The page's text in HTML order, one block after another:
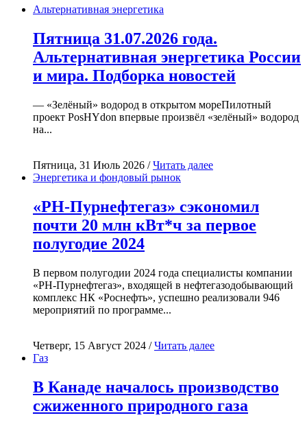
Альтернативная энергетика
Пятница 31.07.2026 года.
Альтернативная энергетика России
и мира. Подборка новостей
— «Зелёный» водород в открытом мореПилотный
проект PosHYdon впервые произвёл «зелёный» водород
на...
Пятница, 31 Июль 2026 /Читать далее
Энергетика и фондовый рынок
«РН-Пурнефтегаз» сэкономил
почти 20 млн кВт*ч за первое
полугодие 2024
В первом полугодии 2024 года специалисты компании
«РН-Пурнефтегаз», входящей в нефтегазодобывающий
комплекс НК «Роснефть», успешно реализовали 946
мероприятий по программе...
Четверг, 15 Август 2024 /Читать далее
Газ
В Канаде началось производство
сжиженного природного газа